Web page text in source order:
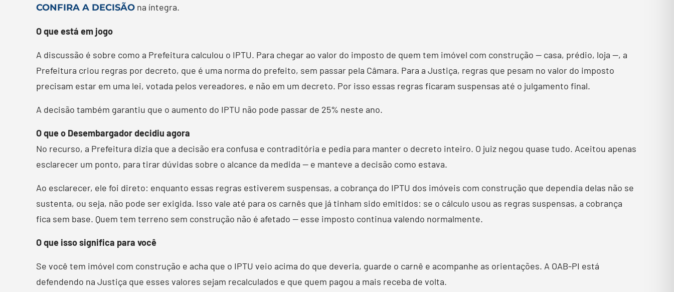
CONFIRA A DECISÃO na íntegra.
O que está em jogo
A discussão é sobre como a Prefeitura calculou o IPTU. Para chegar ao valor do imposto de quem tem imóvel com construção — casa, prédio, loja —, a
Prefeitura criou regras por decreto, que é uma norma do prefeito, sem passar pela Câmara. Para a Justiça, regras que pesam no valor do imposto
precisam estar em uma lei, votada pelos vereadores, e não em um decreto. Por isso essas regras ficaram suspensas até o julgamento final.
A decisão também garantiu que o aumento do IPTU não pode passar de 25% neste ano.
O que o Desembargador decidiu agora
No recurso, a Prefeitura dizia que a decisão era confusa e contraditória e pedia para manter o decreto inteiro. O juiz negou quase tudo. Aceitou apenas
esclarecer um ponto, para tirar dúvidas sobre o alcance da medida — e manteve a decisão como estava.
Ao esclarecer, ele foi direto: enquanto essas regras estiverem suspensas, a cobrança do IPTU dos imóveis com construção que dependia delas não se
sustenta, ou seja, não pode ser exigida. Isso vale até para os carnês que já tinham sido emitidos: se o cálculo usou as regras suspensas, a cobrança
fica sem base. Quem tem terreno sem construção não é afetado — esse imposto continua valendo normalmente.
O que isso significa para você
Se você tem imóvel com construção e acha que o IPTU veio acima do que deveria, guarde o carnê e acompanhe as orientações. A OAB-PI está
defendendo na Justiça que esses valores sejam recalculados e que quem pagou a mais receba de volta.